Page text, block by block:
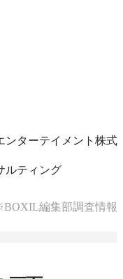
ンターテイメント株式
ルティング
編集部調査情報